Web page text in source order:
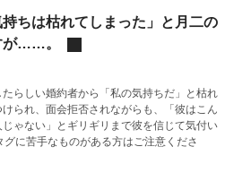
ちは枯れてしまった」と月二の
が……。
らしい婚約者から「私の気持ちだ」と枯れ
られ、面会拒否されながらも、「彼はこん
ゃない」とギリギリまで彼を信じて気付い